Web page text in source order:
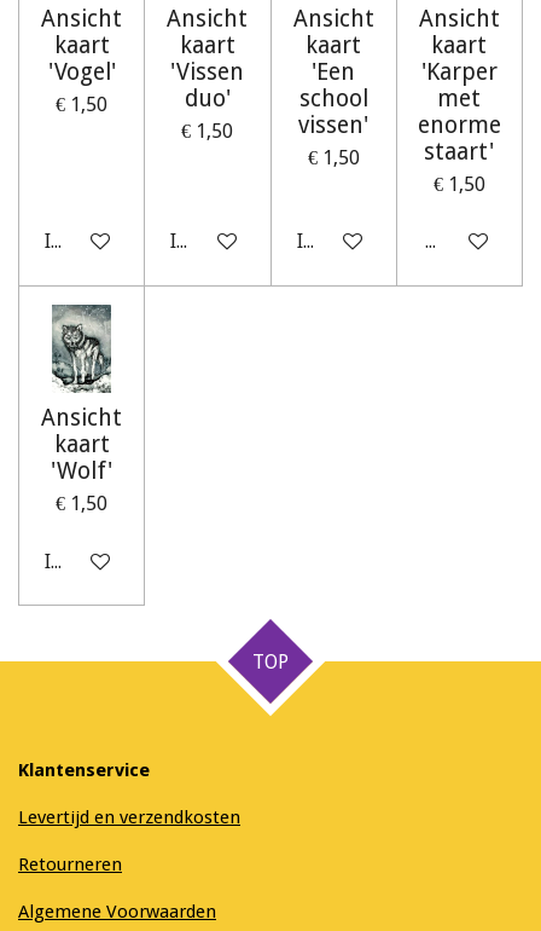
Ansicht
kaart
'Vogel'
€ 1,50
In winkelwagen
Ansicht
kaart
'Vissen
duo'
€ 1,50
In winkelwagen
Ansicht
kaart
'Een
school
vissen'
€ 1,50
In winkelwagen
Ansicht
kaart
'Karper
met
enorme
staart'
€ 1,50
Houd mij op
Ansicht
kaart
'Wolf'
€ 1,50
In winkelwagen
TOP
Klantenservice
Levertijd en verzendkosten
Retourneren
Algemene Voorwaarden